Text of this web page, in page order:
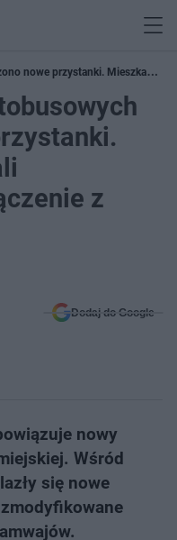
nowe przystanki. Mieszkańcy
z
Dodaj do Google
nowy
Wśród
się nowe